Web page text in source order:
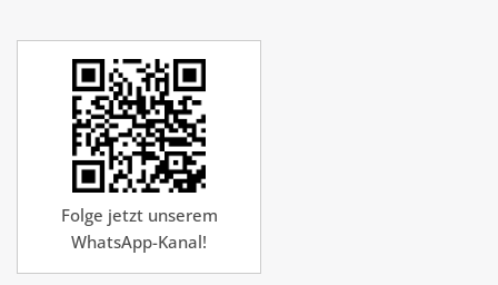
Folge jetzt unserem
WhatsApp-Kanal!